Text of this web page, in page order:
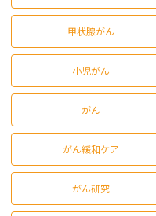
甲状腺がん
小児がん
がん
がん緩和ケア
がん研究